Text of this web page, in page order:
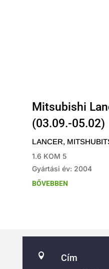
Mitsubishi
(03.09.-05.02)
LANCER,
1.6 KOM 5
Gyártási év: 2004
BŐVEBBEN
 Cím